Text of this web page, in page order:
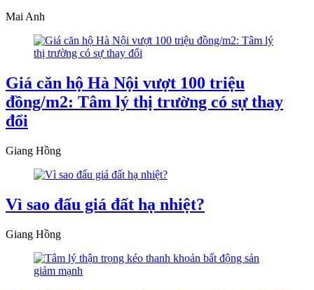
Mai Anh
Giá căn hộ Hà Nội vượt 100 triệu
đồng/m2: Tâm lý thị trường có sự thay
đổi
Giang Hồng
Vì sao đấu giá đất hạ nhiệt?
Giang Hồng